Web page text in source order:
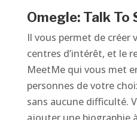
Omegle: Talk To
Il vous permet de créer
centres d’intérêt, et le
MeetMe qui vous met
personnes de votre
sans aucune difficulté.